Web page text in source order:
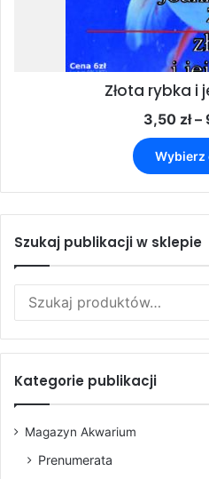
Złota rybka i
3,50 zł –
Wybierz
Szukaj publikacji w sklepie
Kategorie publikacji
Magazyn Akwarium
Prenumerata